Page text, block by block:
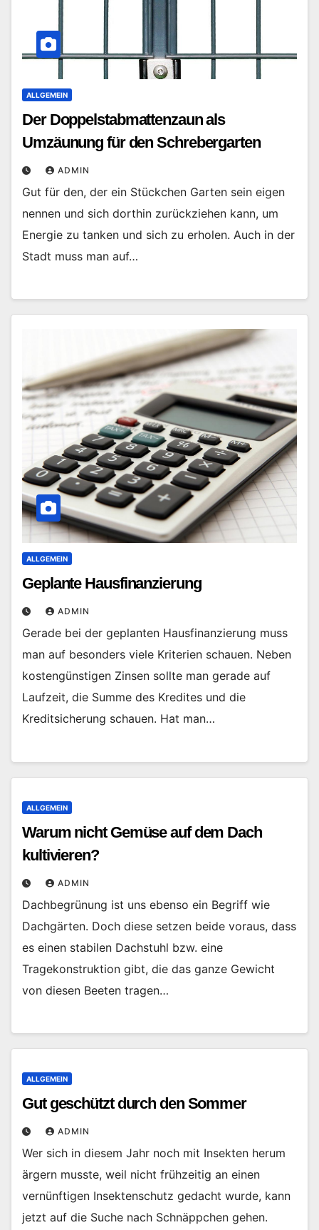
ALLGEMEIN
Der Doppelstabmattenzaun als
Umzäunung für den Schrebergarten
ADMIN
Gut für den, der ein Stückchen Garten sein eigen
nennen und sich dorthin zurückziehen kann, um
Energie zu tanken und sich zu erholen. Auch in der
Stadt muss man auf…
ALLGEMEIN
Geplante Hausfinanzierung
ADMIN
Gerade bei der geplanten Hausfinanzierung muss
man auf besonders viele Kriterien schauen. Neben
kostengünstigen Zinsen sollte man gerade auf
Laufzeit, die Summe des Kredites und die
Kreditsicherung schauen. Hat man…
ALLGEMEIN
Warum nicht Gemüse auf dem Dach
kultivieren?
ADMIN
Dachbegrünung ist uns ebenso ein Begriff wie
Dachgärten. Doch diese setzen beide voraus, dass
es einen stabilen Dachstuhl bzw. eine
Tragekonstruktion gibt, die das ganze Gewicht
von diesen Beeten tragen…
ALLGEMEIN
Gut geschützt durch den Sommer
ADMIN
Wer sich in diesem Jahr noch mit Insekten herum
ärgern musste, weil nicht frühzeitig an einen
vernünftigen Insektenschutz gedacht wurde, kann
jetzt auf die Suche nach Schnäppchen gehen.